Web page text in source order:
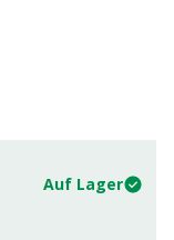
Auf Lager